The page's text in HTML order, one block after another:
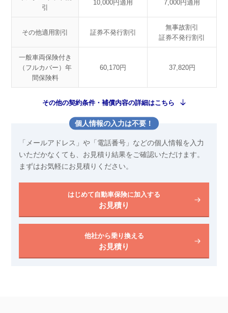
引
10,000円適用 7,000円適用
その他適用割引 証券不発行割引
無事故割引
証券不発行割引
一般車両保険付き
（フルカバー）年
間保険料
60,170円 37,820円
その他の契約条件・補償内容の詳細はこちら
個人情報の入力は不要！
「メールアドレス」や「電話番号」などの個人情報を入力
いただかなくても、お見積り結果をご確認いただけます。
まずはお気軽にお見積りください。
はじめて自動車保険に加入する
お見積り
他社から乗り換える
お見積り